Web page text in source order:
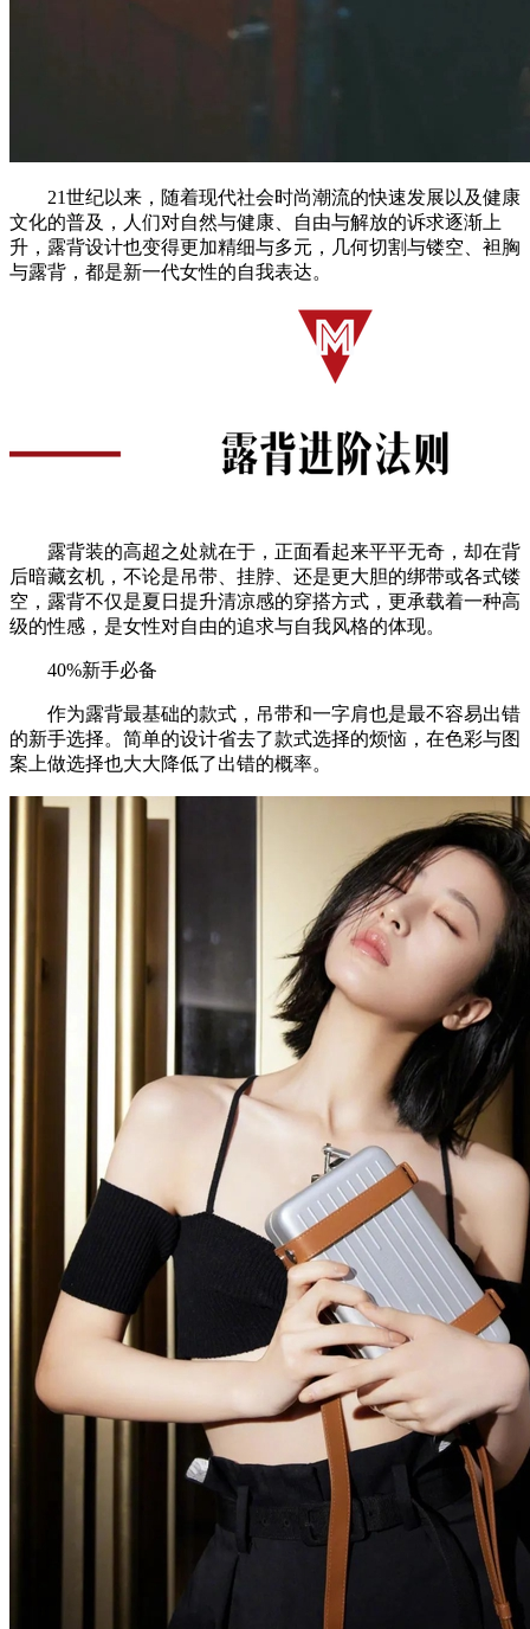
21世纪以来，随着现代社会时尚潮流的快速发展以及健康
文化的普及，人们对自然与健康、自由与解放的诉求逐渐上
升，露背设计也变得更加精细与多元，几何切割与镂空、袒胸
与露背，都是新一代女性的自我表达。
露背装的高超之处就在于，正面看起来平平无奇，却在背
后暗藏玄机，不论是吊带、挂脖、还是更大胆的绑带或各式镂
空，露背不仅是夏日提升清凉感的穿搭方式，更承载着一种高
级的性感，是女性对自由的追求与自我风格的体现。
40%新手必备
作为露背最基础的款式，吊带和一字肩也是最不容易出错
的新手选择。简单的设计省去了款式选择的烦恼，在色彩与图
案上做选择也大大降低了出错的概率。